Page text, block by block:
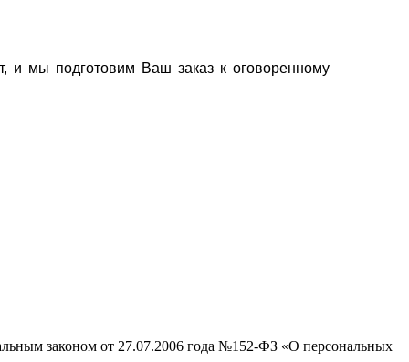
и мы подготовим Ваш заказ к оговоренному
законом от 27.07.2006 года №152-ФЗ «О персональных